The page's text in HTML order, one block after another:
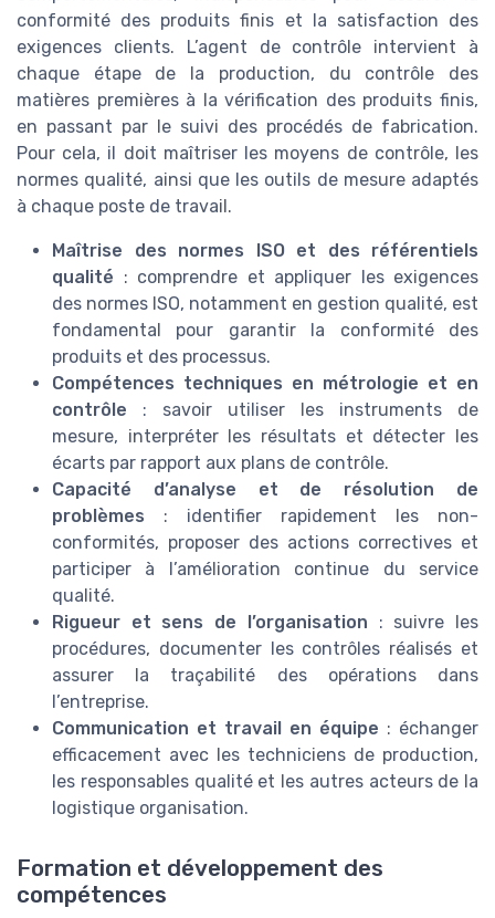
conformité des produits finis et la satisfaction des
exigences clients. L’agent de contrôle intervient à
chaque étape de la production, du contrôle des
matières premières à la vérification des produits finis,
en passant par le suivi des procédés de fabrication.
Pour cela, il doit maîtriser les moyens de contrôle, les
normes qualité, ainsi que les outils de mesure adaptés
à chaque poste de travail.
Maîtrise des normes ISO et des référentiels
qualité : comprendre et appliquer les exigences
des normes ISO, notamment en gestion qualité, est
fondamental pour garantir la conformité des
produits et des processus.
Compétences techniques en métrologie et en
contrôle : savoir utiliser les instruments de
mesure, interpréter les résultats et détecter les
écarts par rapport aux plans de contrôle.
Capacité d’analyse et de résolution de
problèmes : identifier rapidement les non-
conformités, proposer des actions correctives et
participer à l’amélioration continue du service
qualité.
Rigueur et sens de l’organisation : suivre les
procédures, documenter les contrôles réalisés et
assurer la traçabilité des opérations dans
l’entreprise.
Communication et travail en équipe : échanger
efficacement avec les techniciens de production,
les responsables qualité et les autres acteurs de la
logistique organisation.
Formation et développement des
compétences